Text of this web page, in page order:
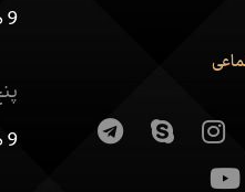
9 صبح الی 18
9 صبح الی 14